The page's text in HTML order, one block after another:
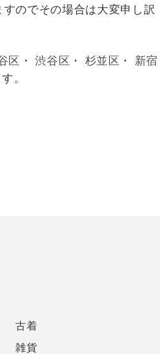
のでその場合は大変申し訳
区 ・渋谷区 ・ 杉並区 ・ 新宿
。
古着
雑貨